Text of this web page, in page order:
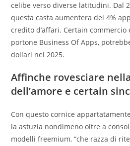
celibe verso diverse latitudini. Dal
questa casta aumentera del 4%
credito d’affari. Certain
portone Business Of Apps,
dollari nel 2025.
Affinche rovesciare
dell’amore e certain
Con questo cornice
la astuzia nondimeno oltre a
modelli freemium, “che razza di